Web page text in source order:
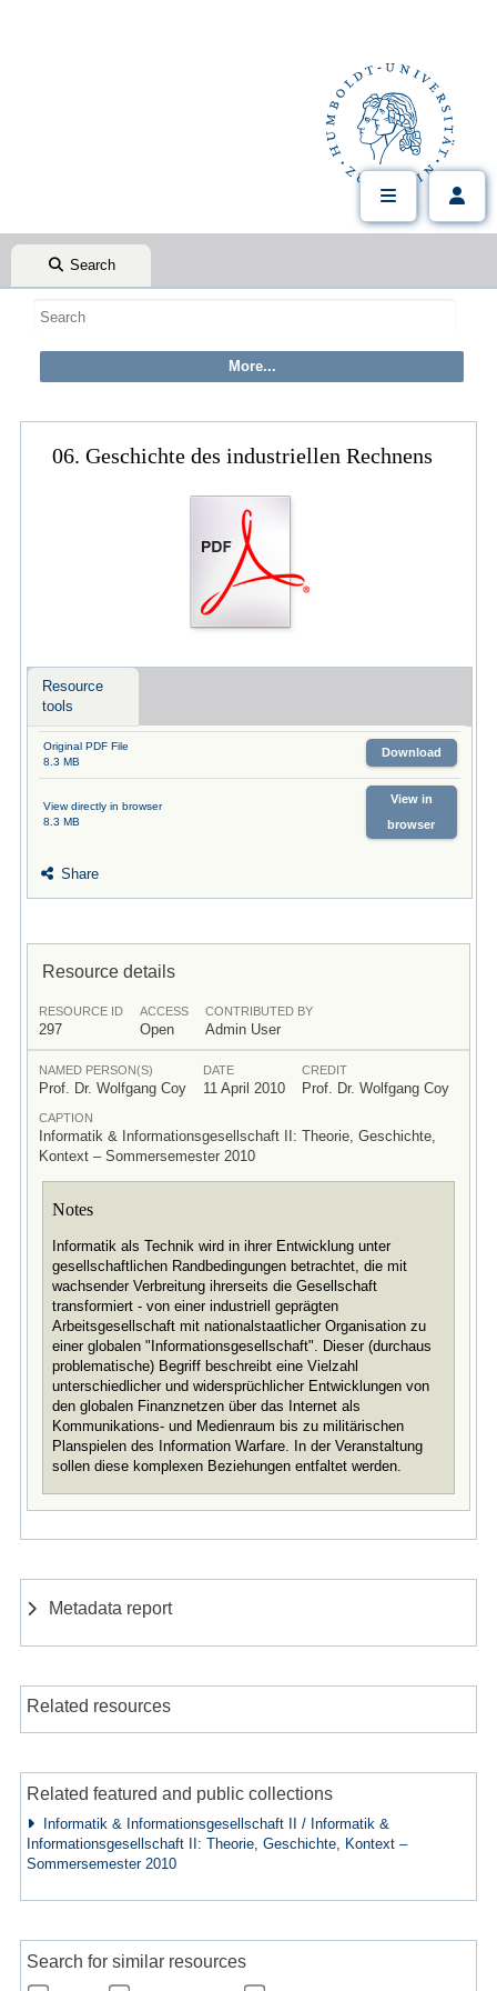
Search
06. Geschichte des industriellen Rechnens
Resource
tools
Original PDF File
8.3 MB
Download
View directly in browser
8.3 MB
View in
browser
Share
Resource details
RESOURCE ID
297
ACCESS
Open
CONTRIBUTED BY
Admin User
NAMED PERSON(S)
Prof. Dr. Wolfgang Coy
DATE
11 April 2010
CREDIT
Prof. Dr. Wolfgang Coy
CAPTION
Informatik & Informationsgesellschaft II: Theorie, Geschichte,
Kontext – Sommersemester 2010
Notes
Informatik als Technik wird in ihrer Entwicklung unter
gesellschaftlichen Randbedingungen betrachtet, die mit
wachsender Verbreitung ihrerseits die Gesellschaft
transformiert - von einer industriell geprägten
Arbeitsgesellschaft mit nationalstaatlicher Organisation zu
einer globalen "Informationsgesellschaft". Dieser (durchaus
problematische) Begriff beschreibt eine Vielzahl
unterschiedlicher und widersprüchlicher Entwicklungen von
den globalen Finanznetzen über das Internet als
Kommunikations- und Medienraum bis zu militärischen
Planspielen des Information Warfare. In der Veranstaltung
sollen diese komplexen Beziehungen entfaltet werden.
Metadata report
Related resources
Related featured and public collections
Informatik & Informationsgesellschaft II / Informatik &
Informationsgesellschaft II: Theorie, Geschichte, Kontext –
Sommersemester 2010
Search for similar resources